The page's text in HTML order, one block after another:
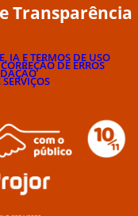
Transparência
IA E TERMOS DE USO
DE ERROS